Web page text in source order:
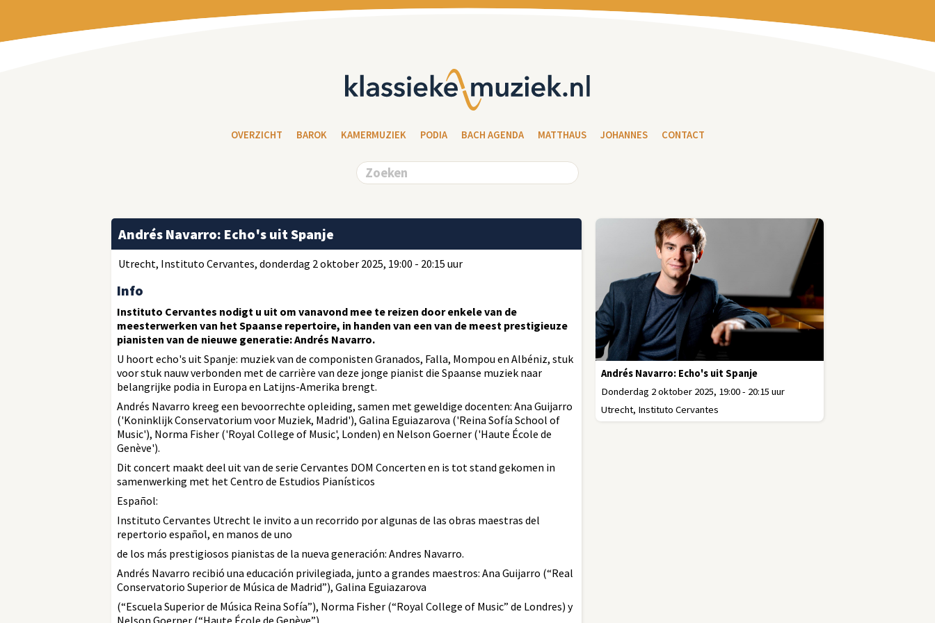
OVERZICHT BAROK KAMERMUZIEK PODIA BACH AGENDA MATTHAUS JOHANNES CONTACT
Andrés Navarro: Echo's uit Spanje
Donderdag 2 oktober 2025, 19:00 - 20:15 uur
Utrecht, Instituto Cervantes
Andrés Navarro: Echo's uit Spanje
Utrecht, Instituto Cervantes, donderdag 2 oktober 2025, 19:00 - 20:15 uur
Info
Instituto Cervantes nodigt u uit om vanavond mee te reizen door enkele van de
meesterwerken van het Spaanse repertoire, in handen van een van de meest prestigieuze
pianisten van de nieuwe generatie: Andrés Navarro.
U hoort echo's uit Spanje: muziek van de componisten Granados, Falla, Mompou en Albéniz, stuk
voor stuk nauw verbonden met de carrière van deze jonge pianist die Spaanse muziek naar
belangrijke podia in Europa en Latijns-Amerika brengt.
Andrés Navarro kreeg een bevoorrechte opleiding, samen met geweldige docenten: Ana Guijarro
('Koninklijk Conservatorium voor Muziek, Madrid'), Galina Eguiazarova ('Reina Sofía School of
Music'), Norma Fisher ('Royal College of Music', Londen) en Nelson Goerner ('Haute École de
Genève').
Dit concert maakt deel uit van de serie Cervantes DOM Concerten en is tot stand gekomen in
samenwerking met het Centro de Estudios Pianísticos
Español:
Instituto Cervantes Utrecht le invito a un recorrido por algunas de las obras maestras del
repertorio español, en manos de uno
de los más prestigiosos pianistas de la nueva generación: Andres Navarro.
Andrés Navarro recibió una educación privilegiada, junto a grandes maestros: Ana Guijarro (“Real
Conservatorio Superior de Música de Madrid”), Galina Eguiazarova
(“Escuela Superior de Música Reina Sofía”), Norma Fisher (“Royal College of Music” de Londres) y
Nelson Goerner (“Haute École de Genève”).